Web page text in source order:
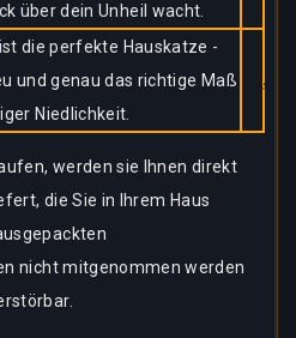
über dein Unheil wacht.
die perfekte Hauskatze -
und genau das richtige Maß
Niedlichkeit.
werden sie Ihnen direkt
die Sie in Ihrem Haus
nicht mitgenommen werden